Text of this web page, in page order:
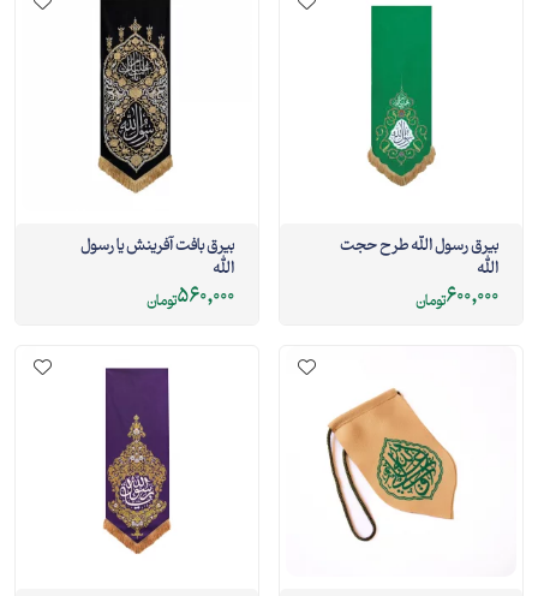
بیرق رسول الله طرح حجت
الله
600,000تومان
بیرق بافت آفرینش یا رسول
الله
560,000تومان